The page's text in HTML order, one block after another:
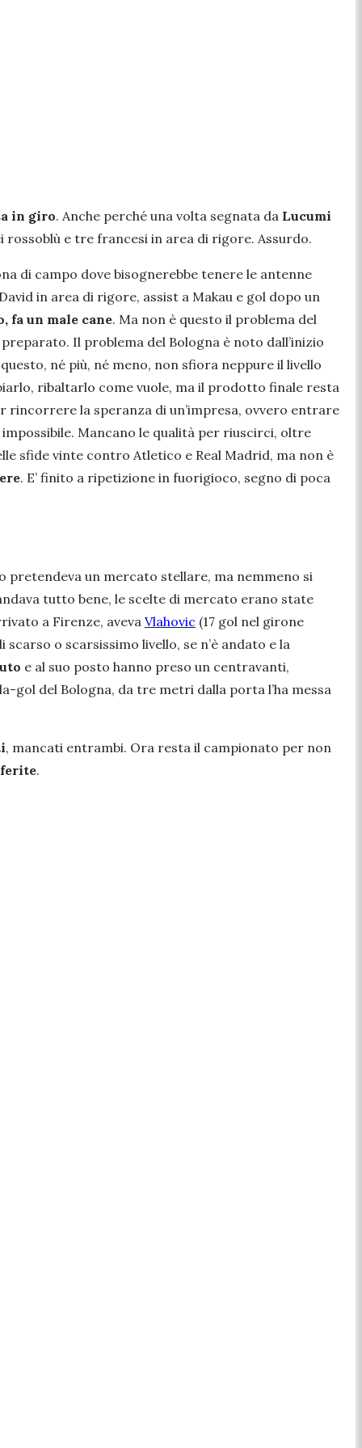
in giro. Anche perché una volta segnata da Lucumi
rossoblù e tre francesi in area di rigore. Assurdo.
di campo dove bisognerebbe tenere le antenne
in area di rigore, assist a Makau e gol dopo un
fa un male cane. Ma non è questo il problema del
Il problema del Bologna è noto dall’inizio
né più, né meno, non sfiora neppure il livello
ribaltarlo come vuole, ma il prodotto finale resta
rincorrere la speranza di un’impresa, ovvero entrare
Mancano le qualità per riuscirci, oltre
sfide vinte contro Atletico e Real Madrid, ma non è
. E’ finito a ripetizione in fuorigioco, segno di poca
pretendeva un mercato stellare, ma nemmeno si
tutto bene, le scelte di mercato erano state
a Firenze, aveva Vlahovic (17 gol nel girone
o scarsissimo livello, se n’è andato e la
e al suo posto hanno preso un centravanti,
gol del Bologna, da tre metri dalla porta l’ha messa
, mancati entrambi. Ora resta il campionato per non
ferite.